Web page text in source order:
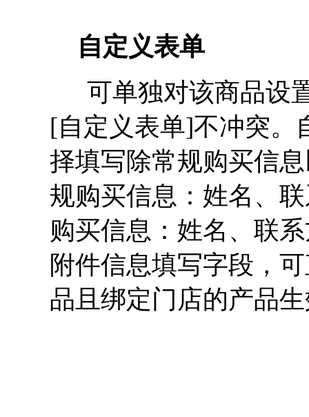
自定义表单
可单独对该商品设
[自定义表单]不冲突。
择填写除常规购买信
规购买信息：姓名、
购买信息：姓名、联
附件信息填写字段，
品且绑定门店的产品